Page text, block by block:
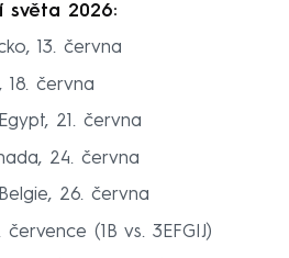
světa 2026:
13. června
18. června
21. června
24. června
26. června
(1B vs. 3EFGIJ)